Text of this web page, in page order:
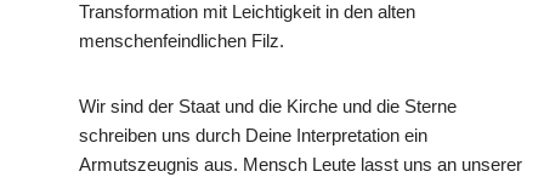
Transformation mit Leichtigkeit in den alten
menschenfeindlichen Filz.
Wir sind der Staat und die Kirche und die Sterne
schreiben uns durch Deine Interpretation ein
Armutszeugnis aus. Mensch Leute lasst uns an unserer